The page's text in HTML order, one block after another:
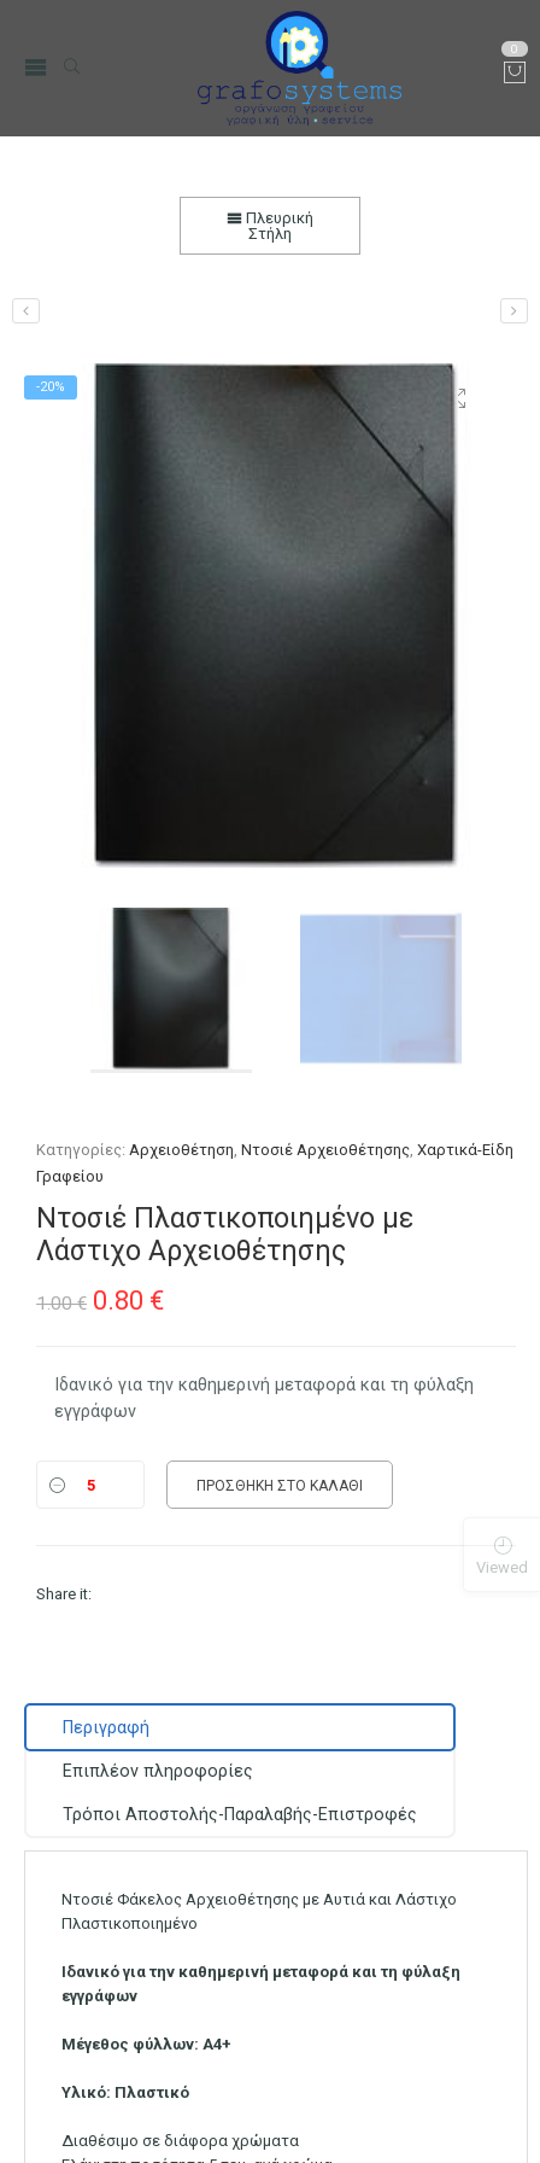
0
Χαρτικά-Είδη Γραφείου Αρχειοθέτηση
Πλευρική
Στήλη
-20%
Κατηγορίες:Αρχειοθέτηση,Ντοσιέ Αρχειοθέτησης,Χαρτικά-Είδη
Γραφείου
Ντοσιέ Πλαστικοποιημένο με
Λάστιχο Αρχειοθέτησης
1.00€ Original
was:
1.00 €.
0.80 €Η
τιμή
0.80 €.
Ιδανικό για την καθημερινή μεταφορά και τη φύλαξη
εγγράφων
ΠΡΟΣΘΉΚΗ ΣΤΟ ΚΑΛΆΘΙ
Share it:
Περιγραφή
Επιπλέον πληροφορίες
Τρόποι Αποστολής-Παραλαβής-Επιστροφές
Ντοσιέ Φάκελος Αρχειοθέτησης με Αυτιά και Λάστιχο
Πλαστικοποιημένο
Ιδανικό για την καθημερινή μεταφορά και τη φύλαξη
εγγράφων
Μέγεθος φύλλων: Α4+
Υλικό: Πλαστικό
Διαθέσιμο σε διάφορα χρώματα
Viewed